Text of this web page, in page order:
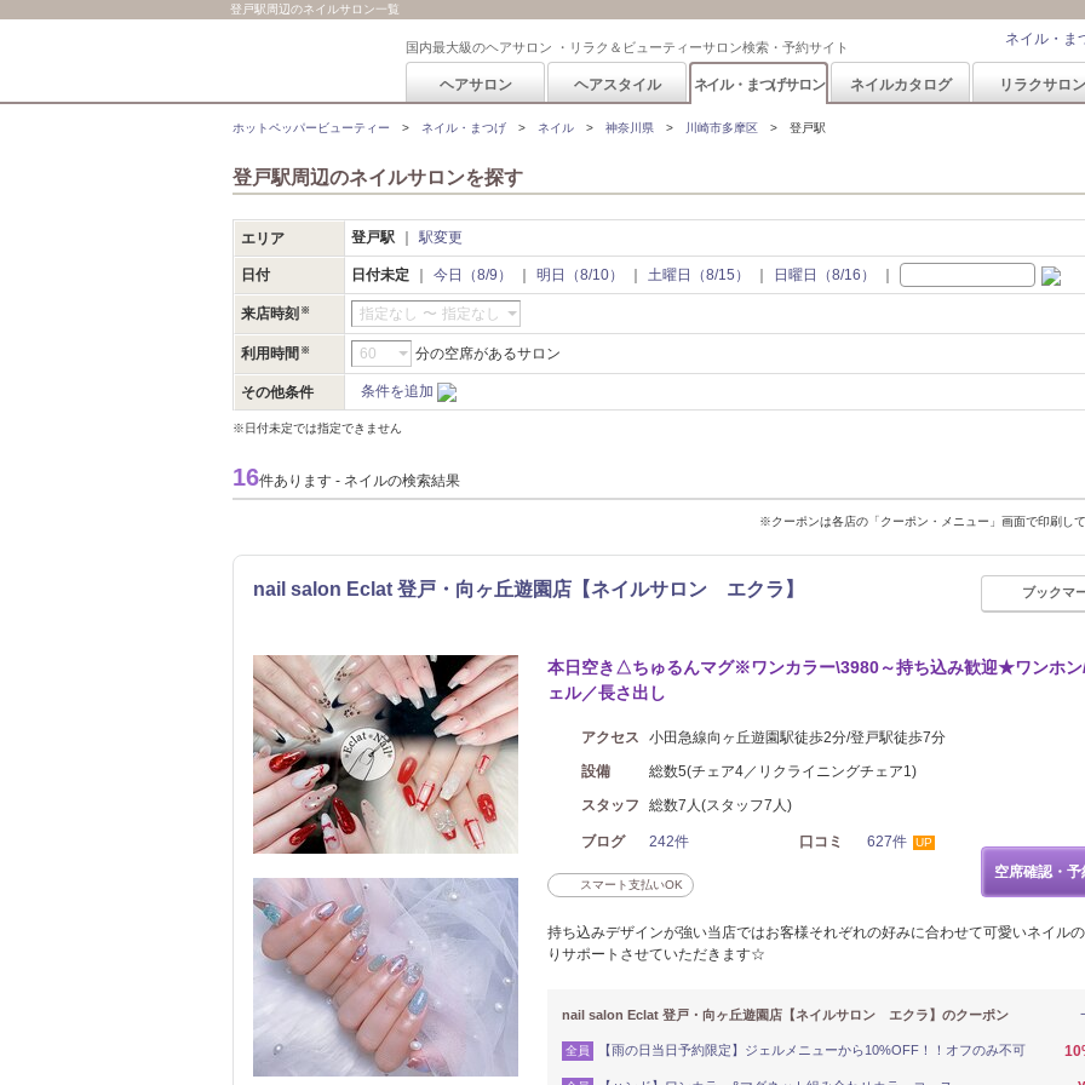
登戸駅周辺のネイルサロン一覧
国内最大級のヘアサロン ・リラク＆ビューティーサロン検索・予約サイト ネイル・ま
ヘアサロン ヘアスタイル ネイル・まつげサロン ネイルカタログ リラクサロン
ホットペッパービューティー ネイル・まつげ ネイル 神奈川県 川崎市多摩区 登戸駅
登戸駅周辺のネイルサロンを探す
エリア 登戸駅 駅変更
日付 日付未定 今日（8/9） 明日（8/10） 土曜日（8/15） 日曜日（8/16）
来店時刻 指定なし 〜 指定なし
利用時間 分の空席があるサロン
その他条件 条件を追加
※日付未定では指定できません
16件あります - ネイルの検索結果
※クーポンは各店の「クーポン・メニュー」画面で印刷し
nail salon Eclat 登戸・向ヶ丘遊園店【ネイルサロン エクラ】 ブックマ
本日空き△ちゅるんマグ※ワンカラー\3980～持ち込み歓迎★ワンホン
ェル／長さ出し
アクセス
小田急線向ヶ丘遊園駅徒歩2分/登戸駅徒歩7分
設備
総数5(チェア4／リクライニングチェア1)
スタッフ
総数7人(スタッフ7人)
ブログ 242件 口コミ 627件 UP
スマート支払いOK
空席確認・
持ち込みデザインが強い当店ではお客様それぞれの好みに合わせて可愛いネイル
りサポートさせていただきます☆
nail salon Eclat 登戸・向ヶ丘遊園店【ネイルサロン エクラ】のクーポン
全員 【雨の日当日予約限定】ジェルメニューから10%OFF！！オフのみ不可